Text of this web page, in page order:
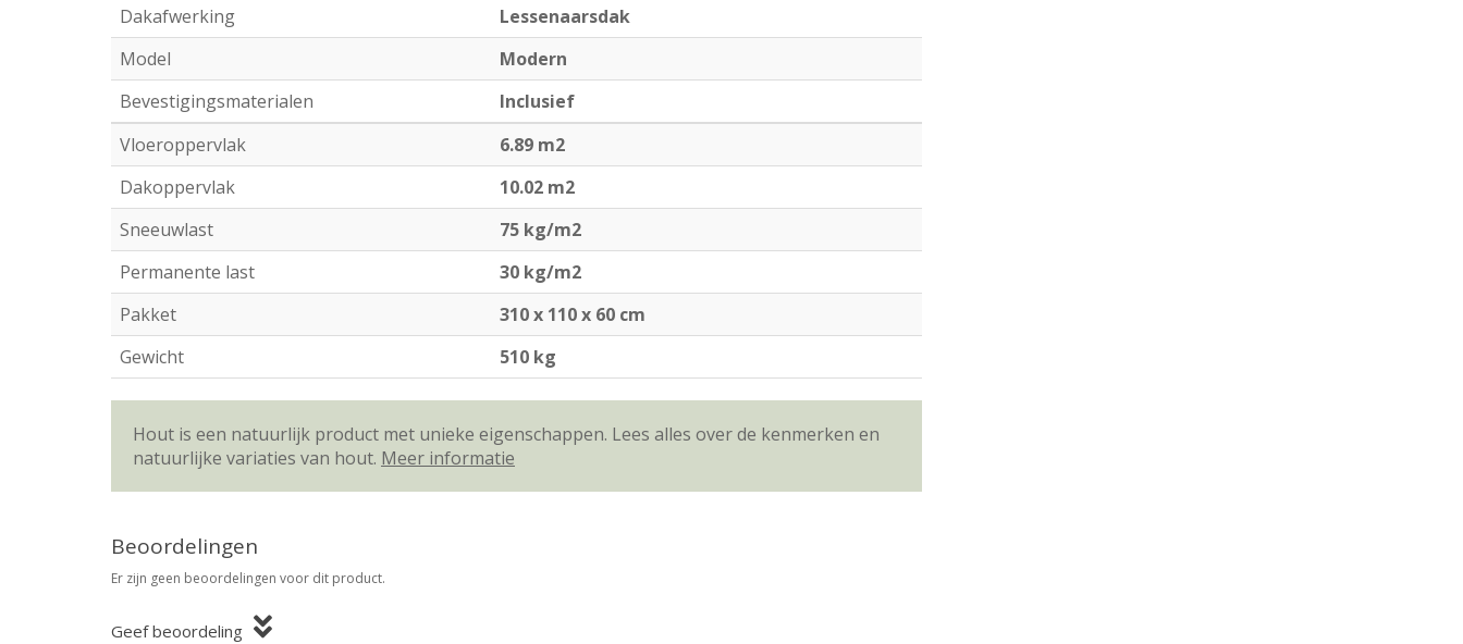
Dakafwerking
Lessenaarsdak
Model
Modern
Bevestigingsmaterialen
Inclusief
Vloeroppervlak
6.89 m2
Dakoppervlak
10.02 m2
Sneeuwlast
75 kg/m2
Permanente last
30 kg/m2
Pakket
310 x 110 x 60 cm
Gewicht
510 kg
Hout is een natuurlijk product met unieke eigenschappen. Lees alles over de kenmerken en
natuurlijke variaties van hout. Meer informatie
Beoordelingen
Er zijn geen beoordelingen voor dit product.
Geef beoordeling